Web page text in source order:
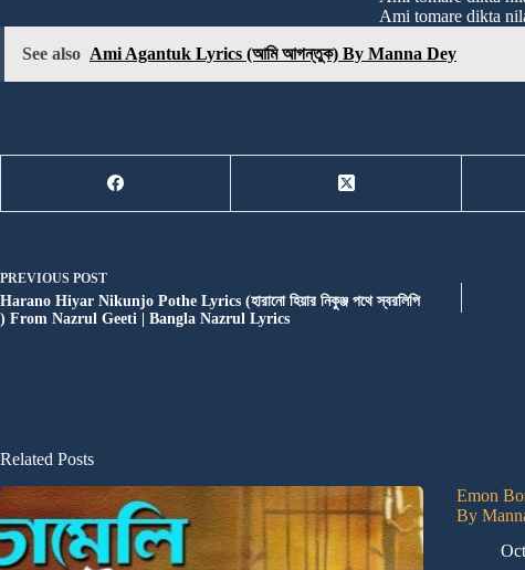
Ami tomare dikta
See also Ami Agantuk Lyrics (আমি আগন্তুক) By Manna Dey
PREVIOUS POST
Harano Hiyar Nikunjo Pothe Lyrics (হারানো হিয়ার নিকুঞ্জ পথে স্বরলিপি
) From Nazrul Geeti | Bangla Nazrul Lyrics
Related Posts
Emon
By